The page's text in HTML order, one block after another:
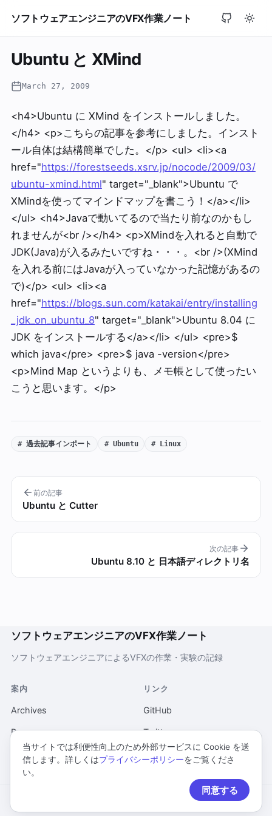
ソフトウェアエンジニアのVFX作業ノート
Ubuntu と XMind
March 27, 2009
<h4>Ubuntu に XMind をインストールしました。
</h4> <p>こちらの記事を参考にしました。インスト
ール自体は結構簡単でした。</p> <ul> <li><a
href="https://forestseeds.xsrv.jp/nocode/2009/03/
ubuntu-xmind.html" target="_blank">Ubuntu で
XMindを使ってマインドマップを書こう！</a></li>
</ul> <h4>Javaで動いてるので当たり前なのかもし
れませんが<br /></h4> <p>XMindを入れると自動で
JDK(Java)が入るみたいですね・・・。<br />(XMind
を入れる前にはJavaが入っていなかった記憶があるの
で)</p> <ul> <li><a
href="https://blogs.sun.com/katakai/entry/installing
_jdk_on_ubuntu_8" target="_blank">Ubuntu 8.04 に
JDK をインストールする</a></li> </ul> <pre>$
which java</pre> <pre>$ java -version</pre>
<p>Mind Map というよりも、メモ帳として使ったい
こうと思います。</p>
# 過去記事インポート # Ubuntu # Linux
前の記事
Ubuntu と Cutter
次の記事
Ubuntu 8.10 と 日本語ディレクトリ名
ソフトウェアエンジニアのVFX作業ノート
ソフトウェアエンジニアによるVFXの作業・実験の記録
案内
Archives
Pages
当ウェブサイトについて
プライバシーポリシー
リンク
GitHub
Twitter
当サイトでは利便性向上のため外部サービスに Cookie を送
信します。詳しくはプライバシーポリシーをご覧くださ
い。
同意する